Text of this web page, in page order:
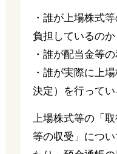
・誰が上場株式
負担しているのか
・誰が配当金等
・誰が実際に上
決定）を行って
上場株式等の「
等の収受」につ